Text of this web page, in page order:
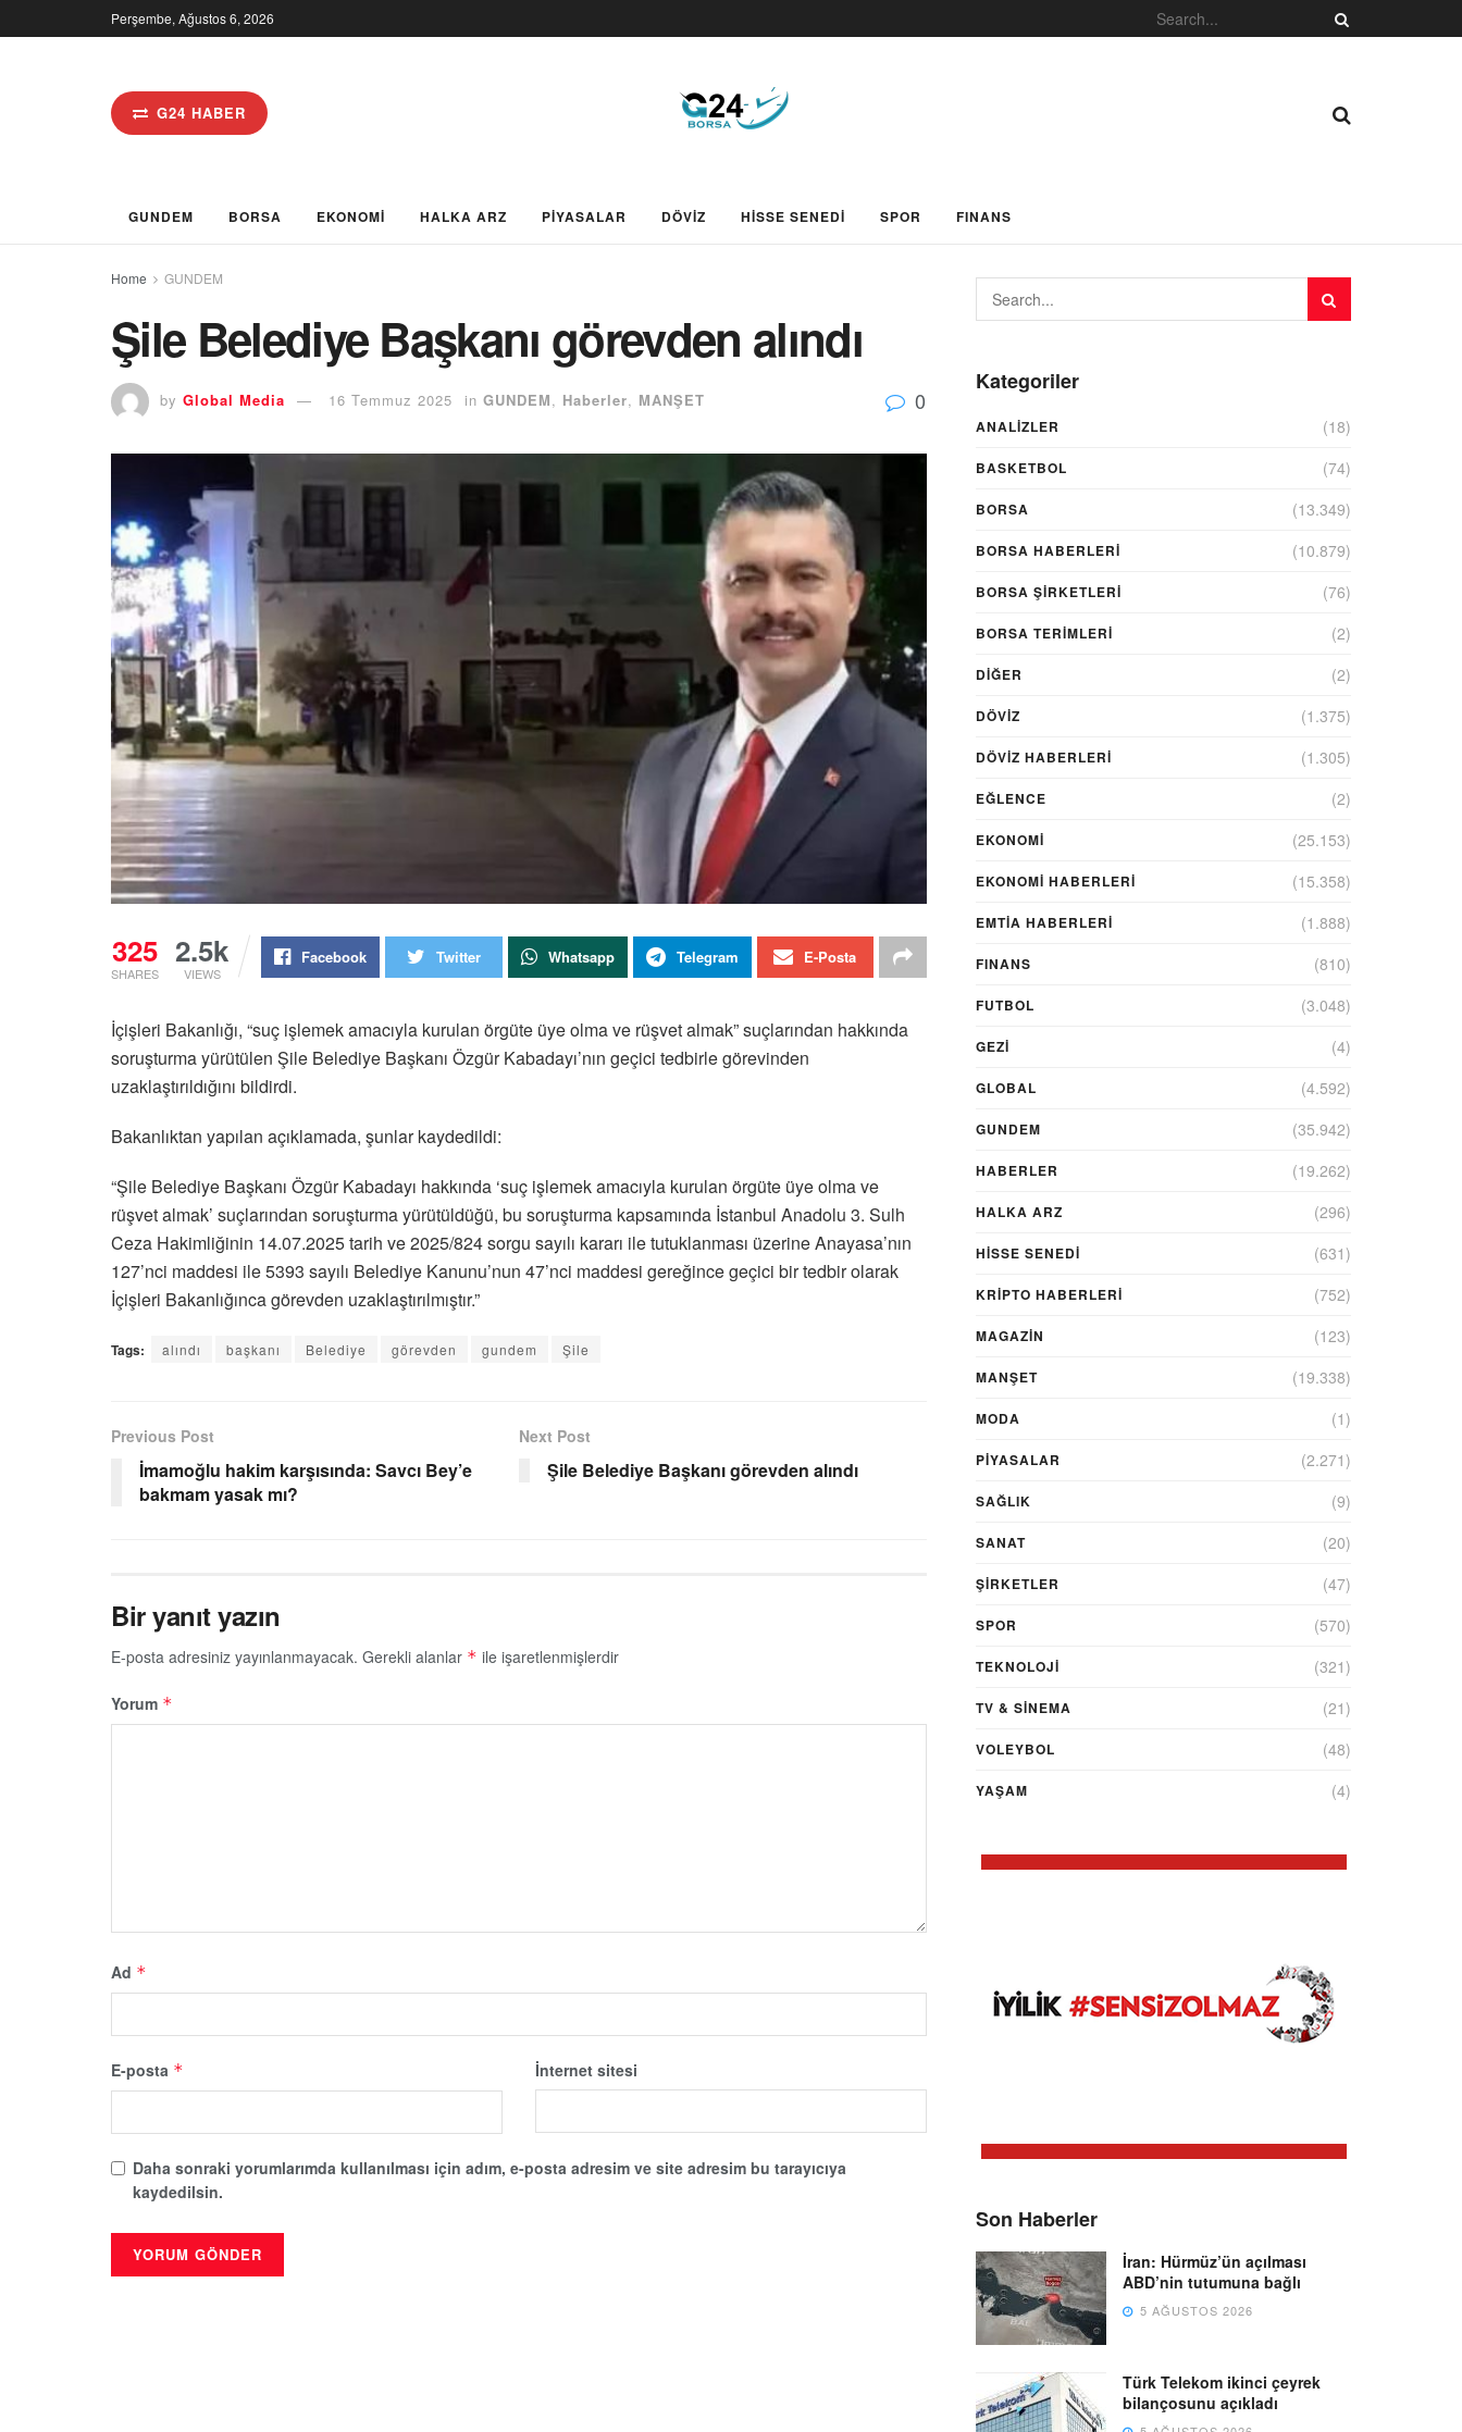
Perşembe, Ağustos 6, 2026
G24 HABER
GUNDEM BORSA EKONOMİ HALKA ARZ PİYASALAR DÖVİZ HİSSE SENEDİ SPOR FINANS
Home GUNDEM
Şile Belediye Başkanı görevden alındı
by Global Media 16 Temmuz 2025 in GUNDEM, Haberler, MANŞET 0
325
SHARES
2.5k
VIEWS
Facebook Twitter Whatsapp Telegram E-Posta
İçişleri Bakanlığı, “suç işlemek amacıyla kurulan örgüte üye olma ve rüşvet almak” suçlarından hakkında
soruşturma yürütülen Şile Belediye Başkanı Özgür Kabadayı’nın geçici tedbirle görevinden
uzaklaştırıldığını bildirdi.
Bakanlıktan yapılan açıklamada, şunlar kaydedildi:
“Şile Belediye Başkanı Özgür Kabadayı hakkında ‘suç işlemek amacıyla kurulan örgüte üye olma ve
rüşvet almak’ suçlarından soruşturma yürütüldüğü, bu soruşturma kapsamında İstanbul Anadolu 3. Sulh
Ceza Hakimliğinin 14.07.2025 tarih ve 2025/824 sorgu sayılı kararı ile tutuklanması üzerine Anayasa’nın
127’nci maddesi ile 5393 sayılı Belediye Kanunu’nun 47’nci maddesi gereğince geçici bir tedbir olarak
İçişleri Bakanlığınca görevden uzaklaştırılmıştır.”
Tags: alındı başkanı Belediye görevden gundem Şile
Previous Post
İmamoğlu hakim karşısında: Savcı Bey’e
bakmam yasak mı?
Next Post
Şile Belediye Başkanı görevden alındı
Bir yanıt yazın
E-posta adresiniz yayınlanmayacak. Gerekli alanlar * ile işaretlenmişlerdir
Yorum *
Ad *
E-posta * İnternet sitesi
Daha sonraki yorumlarımda kullanılması için adım, e-posta adresim ve site adresim bu tarayıcıya
kaydedilsin.
Kategoriler
ANALIZLER (18)
BASKETBOL (74)
BORSA (13.349)
BORSA HABERLERI (10.879)
BORSA ŞIRKETLERI (76)
BORSA TERIMLERI (2)
DIĞER (2)
DÖVİZ (1.375)
DÖVIZ HABERLERI (1.305)
EĞLENCE (2)
EKONOMİ (25.153)
EKONOMI HABERLERI (15.358)
EMTIA HABERLERI (1.888)
FINANS (810)
FUTBOL (3.048)
GEZI (4)
GLOBAL (4.592)
GUNDEM (35.942)
HABERLER (19.262)
HALKA ARZ (296)
HİSSE SENEDİ (631)
KRIPTO HABERLERI (752)
MAGAZİN (123)
MANŞET (19.338)
MODA (1)
PİYASALAR (2.271)
SAĞLIK (9)
SANAT (20)
ŞIRKETLER (47)
SPOR (570)
TEKNOLOJİ (321)
TV & SINEMA (21)
VOLEYBOL (48)
YAŞAM (4)
Son Haberler
İran: Hürmüz’ün açılması
ABD’nin tutumuna bağlı
5 AĞUSTOS 2026
Türk Telekom ikinci çeyrek
bilançosunu açıkladı